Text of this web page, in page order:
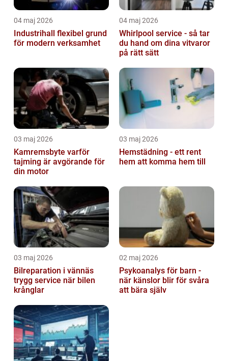
04 maj 2026
Industrihall flexibel grund
för modern verksamhet
04 maj 2026
Whirlpool service - så tar
du hand om dina vitvaror
på rätt sätt
03 maj 2026
Kamremsbyte varför
tajming är avgörande för
din motor
03 maj 2026
Hemstädning - ett rent
hem att komma hem till
03 maj 2026
Bilreparation i vännäs
trygg service när bilen
krånglar
02 maj 2026
Psykoanalys för barn -
när känslor blir för svåra
att bära själv